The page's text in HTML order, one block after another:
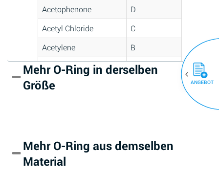
Acetophenone
D
Acetyl Chloride
C
Acetylene
B
Acrlylonitrile
D
Adipic Acid
(Aqueous)
Aluminum Acetate
Mehr O-Ring in derselben
Größe
(30)
Mehr O-Ring aus demselben
Material
ANGEBOT